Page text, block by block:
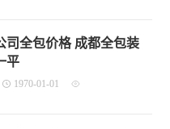
司全包价格 成都全包装
平
1970-01-01